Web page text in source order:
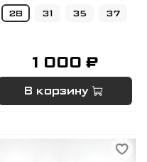
28 31 35 37
1 000 ₽
В корзину